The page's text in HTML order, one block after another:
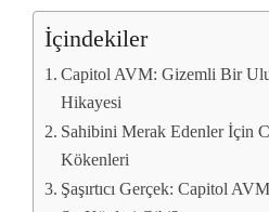
İçindekiler
Capitol AVM: Gizemli Bir
Hikayesi
Sahibini Merak Edenler İçin
Kökenleri
Şaşırtıcı Gerçek: Capitol